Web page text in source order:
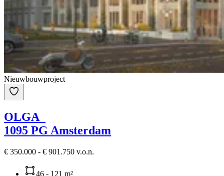
Nieuwbouwproject
OLGA
1095 PG Amsterdam
€ 350.000 - € 901.750 v.o.n.
46 - 121 m²